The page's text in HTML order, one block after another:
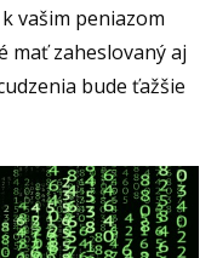
vašim peniazom
mať zaheslovaný aj
bude ťažšie